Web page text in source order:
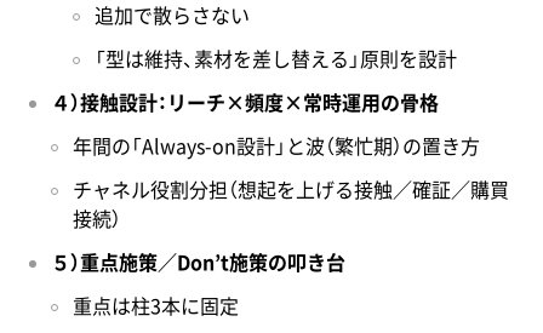
追加で散らさない
「型は維持、素材を差し替える」原則を設計
４）接触設計：リーチ×頻度×常時運用の骨格
年間の「Always-on設計」と波（繁忙期）の置き方
チャネル役割分担（想起を上げる接触／確証／購買
接続）
５）重点施策／Don’t施策の叩き台
重点は柱3本に固定